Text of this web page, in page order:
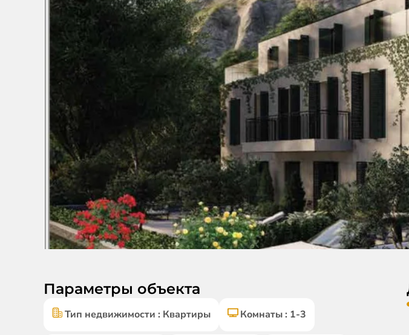
Параметры объекта
Тип недвижимости : Квартиры Комнаты : 1-3